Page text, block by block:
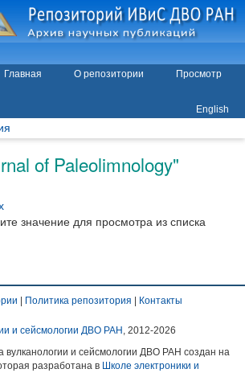
Главная О репозитории
Просмотр
English
of Paleolimnology"
значение для просмотра из списка
Политика репозитория Контакты
и сейсмологии ДВО РАН , 2012-2026
вулканологии и сейсмологии ДВО РАН создан на
разработана в Школе электроники и